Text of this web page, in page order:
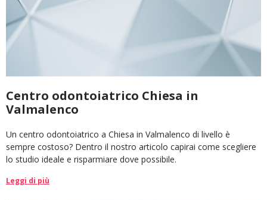
Centro odontoiatrico Chiesa in
Valmalenco
Un centro odontoiatrico a Chiesa in Valmalenco di livello è
sempre costoso? Dentro il nostro articolo capirai come scegliere
lo studio ideale e risparmiare dove possibile.
Leggi di più